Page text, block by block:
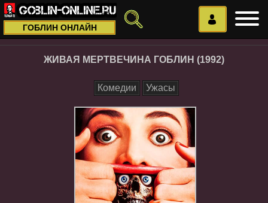
ГОБЛИН ОНЛАЙН
ЖИВАЯ МЕРТВЕЧИНА ГОБЛИН (1992)
Комедии Ужасы